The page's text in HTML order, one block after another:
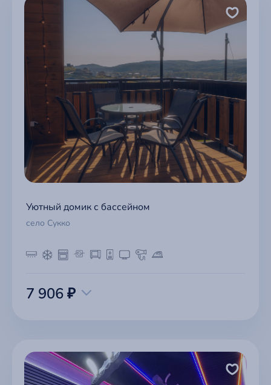
Уютный домик с бассейном
село Сукко
7 906 ₽